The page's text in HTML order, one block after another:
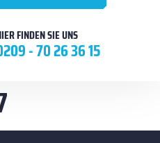
FINDEN SIE UNS
- 70 26 36 15